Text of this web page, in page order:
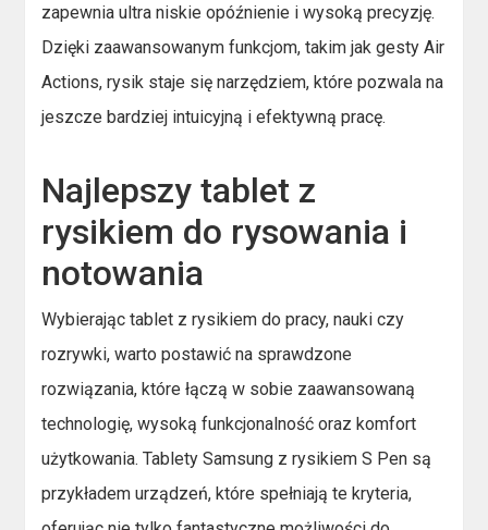
zapewnia ultra niskie opóźnienie i wysoką precyzję.
Dzięki zaawansowanym funkcjom, takim jak gesty Air
Actions, rysik staje się narzędziem, które pozwala na
jeszcze bardziej intuicyjną i efektywną pracę.
Najlepszy tablet z
rysikiem do rysowania i
notowania
Wybierając tablet z rysikiem do pracy, nauki czy
rozrywki, warto postawić na sprawdzone
rozwiązania, które łączą w sobie zaawansowaną
technologię, wysoką funkcjonalność oraz komfort
użytkowania. Tablety Samsung z rysikiem S Pen są
przykładem urządzeń, które spełniają te kryteria,